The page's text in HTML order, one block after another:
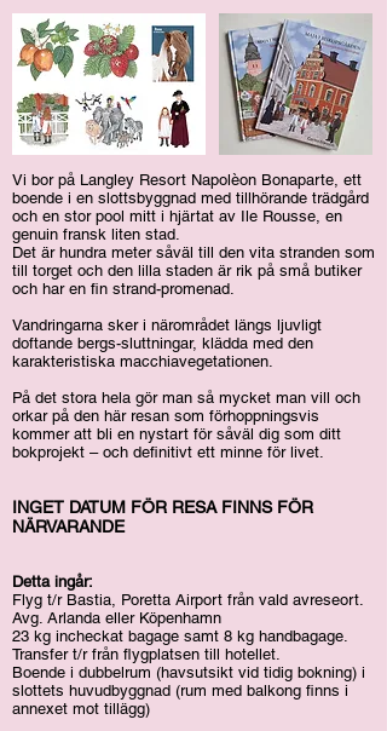
Vi bor på Langley Resort Napolèon Bonaparte, ett
boende i en slottsbyggnad med tillhörande trädgård
och en stor pool mitt i hjärtat av Ile Rousse, en
genuin fransk liten stad.
Det är hundra meter såväl till den vita stranden som
till torget och den lilla staden är rik på små butiker
och har en fin strand-promenad.
Vandringarna sker i närområdet längs ljuvligt
doftande bergs-sluttningar, klädda med den
karakteristiska macchiavegetationen.
På det stora hela gör man så mycket man vill och
orkar på den här resan som förhoppningsvis
kommer att bli en nystart för såväl dig som ditt
bokprojekt – och definitivt ett minne för livet.
INGET DATUM FÖR RESA FINNS FÖR
NÄRVARANDE
Detta ingår:
Flyg t/r Bastia, Poretta Airport från vald avreseort.
Avg. Arlanda eller Köpenhamn
23 kg incheckat bagage samt 8 kg handbagage.
Transfer t/r från flygplatsen till hotellet.
Boende i dubbelrum (havsutsikt vid tidig bokning) i
slottets huvudbyggnad (rum med balkong finns i
annexet mot tillägg)